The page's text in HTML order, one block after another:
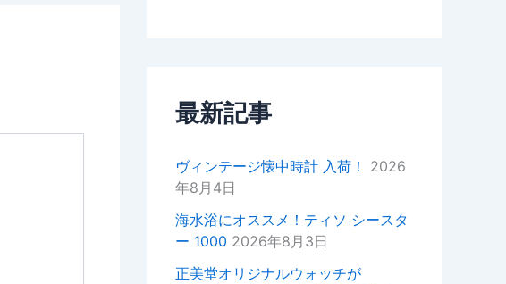
正美堂スタッフ
セイコーのオートクォーツ 褒め
てもらえた！
オーナーからの返信
k様
この度は嬉しい評価をいただき誠
にありがとうございます。
YouTubeの動画もご覧いただい
ているとのことで、スタッフ一同
大変嬉しい気持ちでございます。
最新記事
ヴィンテージ懐中時計 入荷！
2026
年8月4日
海水浴にオススメ！ティソ シースタ
ー 1000 2026年8月3日
正美堂オリジナルウォッチが